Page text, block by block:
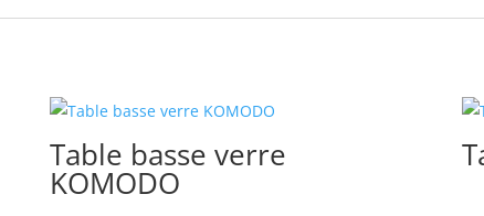
Table basse verre
KOMODO